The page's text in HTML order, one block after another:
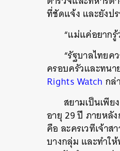
ที่ชัดแจ้ง และยังป
“แม่แค่อยาก
“รัฐบาลไทย
ครอบครัวและทนา
Rights Watch กล่
สยามเป็นเพี
อายุ 29 ปี ภายหลั
คือ ละครเวทีเจ้า
บางกลุ่ม และทำใ